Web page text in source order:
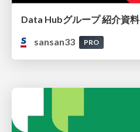
Data Hubグループ 紹介資料
sansan33
PRO